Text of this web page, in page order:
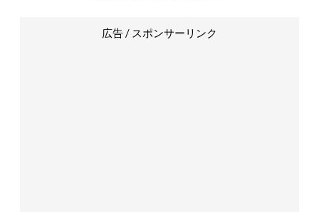
広告 / スポンサーリンク